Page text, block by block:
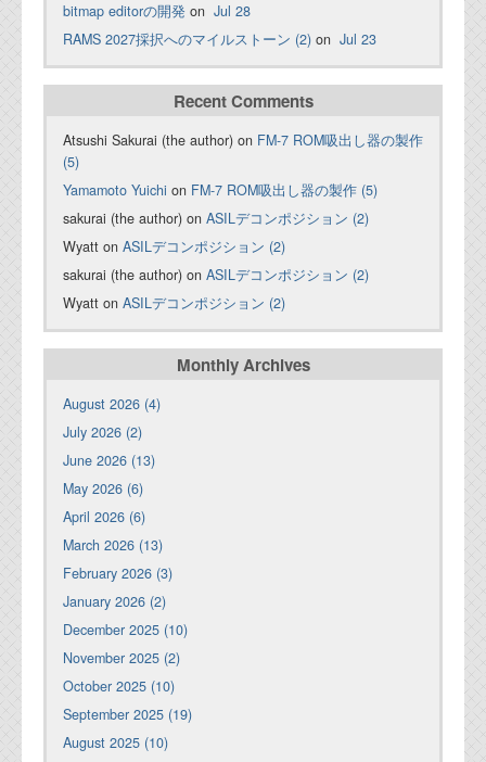
bitmap editorの開発 on Jul 28
RAMS 2027採択へのマイルストーン (2) on Jul 23
Recent Comments
Atsushi Sakurai (the author) on FM-7 ROM吸出し器の製作
(5)
Yamamoto Yuichi on FM-7 ROM吸出し器の製作 (5)
sakurai (the author) on ASILデコンポジション (2)
Wyatt on ASILデコンポジション (2)
sakurai (the author) on ASILデコンポジション (2)
Wyatt on ASILデコンポジション (2)
Monthly Archives
August 2026 (4)
July 2026 (2)
June 2026 (13)
May 2026 (6)
April 2026 (6)
March 2026 (13)
February 2026 (3)
January 2026 (2)
December 2025 (10)
November 2025 (2)
October 2025 (10)
September 2025 (19)
August 2025 (10)